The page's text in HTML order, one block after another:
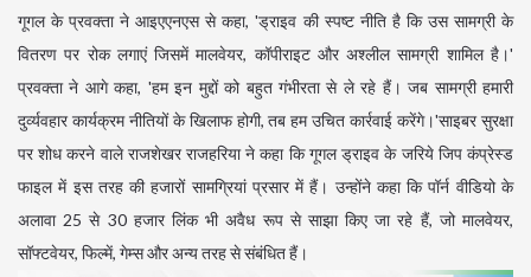
गूगल के प्रवक्ता ने आइएएनएस से कहा, 'ड्राइव की स्पष्ट नीति है कि उस सामग्री के
वितरण पर रोक लगाएं जिसमें मालवेयर, कॉपीराइट और अश्लील सामग्री शामिल है।'
प्रवक्ता ने आगे कहा, 'हम इन मुद्दों को बहुत गंभीरता से ले रहे हैं। जब सामग्री हमारी
दु‌र्व्यवहार कार्यक्रम नीतियों के खिलाफ होगी, तब हम उचित कार्रवाई करेंगे।'साइबर सुरक्षा
पर शोध करने वाले राजशेखर राजहरिया ने कहा कि गूगल ड्राइव के जरिये जिप कंप्रेस्ड
फाइल में इस तरह की हजारों सामग्रियां प्रसार में हैं। उन्होंने कहा कि पॉर्न वीडियो के
अलावा 25 से 30 हजार लिंक भी अवैध रूप से साझा किए जा रहे हैं, जो मालवेयर,
सॉफ्टवेयर, फिल्में, गेम्स और अन्य तरह से संबंधित हैं।